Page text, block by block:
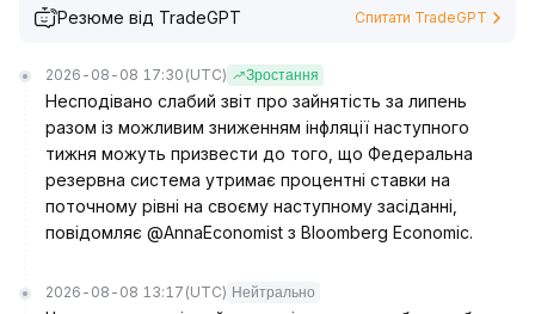
Резюме від TradeGPT Спитати TradeGPT
2026-08-08 17:30 (UTC) Зростання
Несподівано слабий звіт про зайнятість за липень
разом із можливим зниженням інфляції наступного
тижня можуть призвести до того, що Федеральна
резервна система утримає процентні ставки на
поточному рівні на своєму наступному засіданні,
повідомляє @AnnaEconomist з Bloomberg Economic.
2026-08-08 13:17 (UTC) Нейтрально